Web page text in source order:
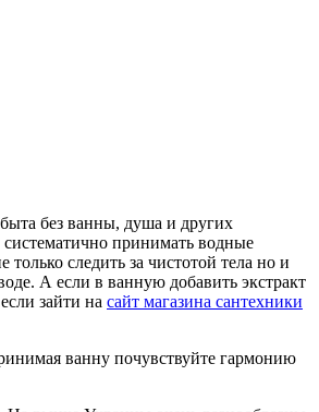
без ванны, душа и других
принимать водные
следить за чистотой тела но и
А если в ванную добавить экстракт
зайти на сайт магазина сантехники
ванну почувствуйте гармонию